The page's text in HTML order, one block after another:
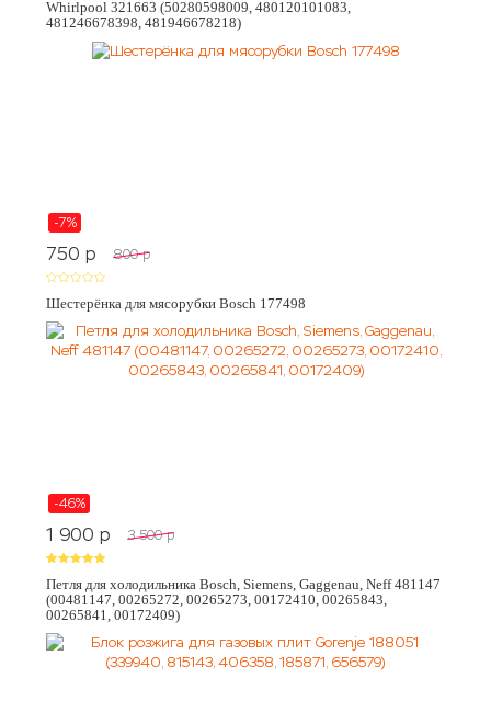
Whirlpool 321663 (50280598009, 480120101083,
481246678398, 481946678218)
-7%
750 p 800 p
Шестерёнка для мясорубки Bosch 177498
-46%
1 900 p 3 500 p
Петля для холодильника Bosch, Siemens, Gaggenau, Neff 481147
(00481147, 00265272, 00265273, 00172410, 00265843,
00265841, 00172409)